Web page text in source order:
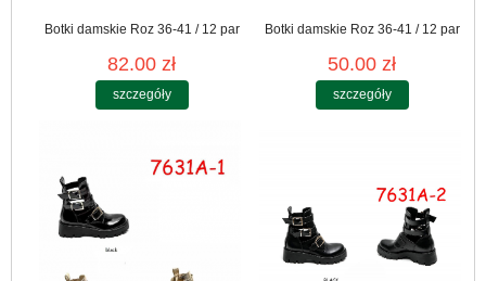
Botki damskie Roz 36-41 / 12 par
82.00 zł
szczegóły
Botki damskie Roz 36-41 / 12 par
50.00 zł
szczegóły